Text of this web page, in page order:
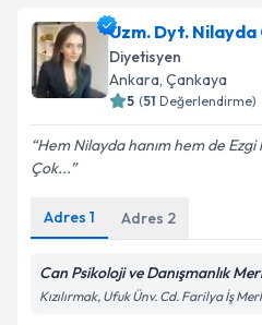
kapsamda işlenmesini
Takvim
Uzm. Dr. Ahmet Mustafa
talebi oluşturun. Size bu
için bir takvim
bilgilendireceğiz.
E-posta Adresiniz
Kişisel verilerimin
Metni 'ni okudum ve
kapsamda işlenmesini
Uzm. Dyt. Nilayda
Diyetisyen
Ankara, Çankaya
5 (51 Değerlendirme)
Hem Nilayda hanım hem de Ezgi
Çok...
Adres 1 Adres 2
Can Psikoloji ve Danışmanlık
Kızılırmak, Ufuk Ünv. Cd. Farilya İş